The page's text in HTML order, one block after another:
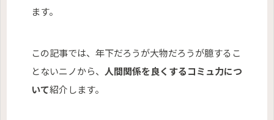
ます。
この記事では、年下だろうが大物だろうが臆するこ
とないニノから、 人間関係を良くするコミュ力につ
いて紹介します。